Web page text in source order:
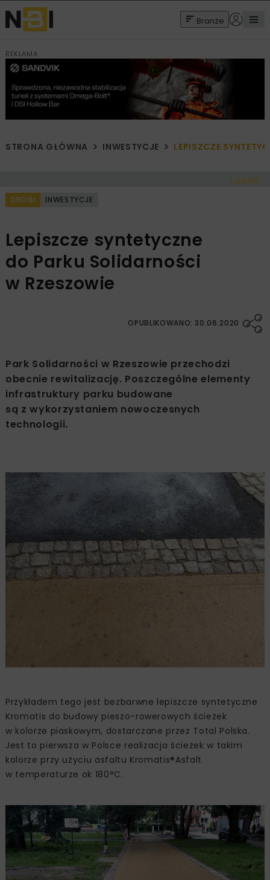
Branże
REKLAMA
STRONA GŁÓWNA INWESTYCJE LEPISZCZE
< Cofnij
DROGI INWESTYCJE
Lepiszcze syntetyczne
do Parku Solidarności
w Rzeszowie
OPUBLIKOWANO: 30.06.2020
Park Solidarności w Rzeszowie przechodzi
obecnie rewitalizację. Poszczególne elementy
infrastruktury parku budowane
są z wykorzystaniem nowoczesnych
technologii.
Przykładem tego jest bezbarwne lepiszcze syntetyczne
Kromatis do budowy pieszo-rowerowych ścieżek
w kolorze piaskowym, dostarczane przez Total Polska.
Jest to pierwsza w Polsce realizacja ścieżek w takim
kolorze przy użyciu asfaltu Kromatis®Asfalt
w temperaturze ok 180°C.